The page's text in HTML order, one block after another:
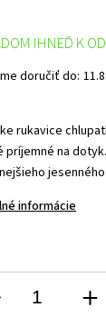
rukavice
príjemné na
informácie
IHNEĎ K
doručiť do: